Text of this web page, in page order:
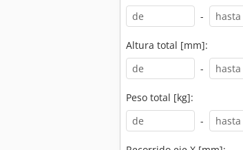
-
Altura total [mm]:
-
Peso total [kg]:
-